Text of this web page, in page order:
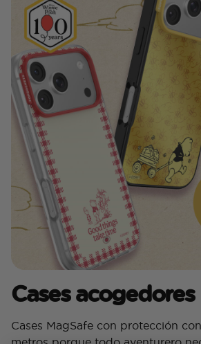
Cases acogedores
Cases MagSafe con protección